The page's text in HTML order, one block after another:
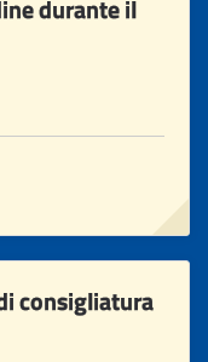
durante il
consigliatura